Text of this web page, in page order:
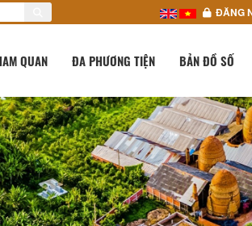
ĐĂNG
QUAN ĐA PHƯƠNG TIỆN BẢN ĐỒ SỐ